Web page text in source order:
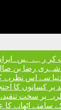
کر رہے ہیں۔
بن صالح الیزیدی کسی
سے اس
پر کسانوں کا
سخت تنقید،
اٹھانے کا